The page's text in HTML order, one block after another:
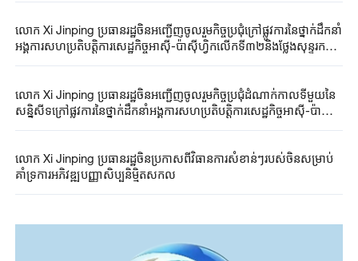
លោក Xi ​Jinping ​ប្រធានរដ្ឋចិន​អញ្ជើញចូលរួម​កិច្ចប្រជុំ​​​ក្រៅ​ផ្លូវការនៃ​ថ្នាក់ដឹកនាំ​
អង្គការ​សហប្រតិបត្តិការ​សេដ្ឋកិច្ច​អាស៊ី-ប៉ាស៊ីហ្វិក​លើកទី៣២​និងថ្លែង​សុន្ទរកថា
លោក Xi ​Jinping ​ប្រធានរដ្ឋចិន​អញ្ជើញចូលរួម​កិច្ចប្រជុំ​ដំណាក់កាលទីមួយនៃ
សន្និសីទ​ក្រៅ​ផ្លូវការនៃ​ថ្នាក់ដឹកនាំអង្គការសហប្រតិបត្តិការសេដ្ឋកិច្ចអាស៊ី-ប៉ា
លោក Xi ​Jinping ​ប្រធានរដ្ឋចិន​ប្រកាសពី​វិធានការ​សំខាន់ៗ​របស់ចិន​សម្រាប់
គាំទ្រ​ការអភិវឌ្ឍ​បញ្ញាសិប្បនិមិ្មត​សកល​